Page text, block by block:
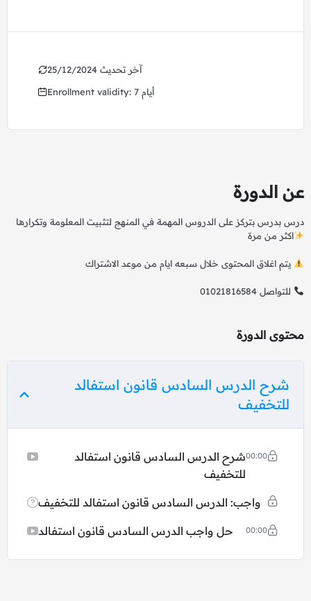
25/12/2024 آخر تحديث
Enrollment validity: 7 أيام
عن الدورة
درس بدرس بتركز على الدروس المهمة في المنهج لتثبيت المعلومة وتكرارها
اكثر من مرة
محتوى الدورة
شرح الدرس السادس قانون استفالد
للتخفيف
شرح الدرس السادس قانون استفالد
للتخفيف
00:00
واجب: الدرس السادس قانون استفالد للتخفيف
حل واجب الدرس السادس قانون استفالد 00:00